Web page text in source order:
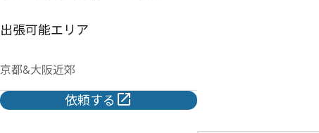
出張可能エリア
京都&大阪近郊
依頼する